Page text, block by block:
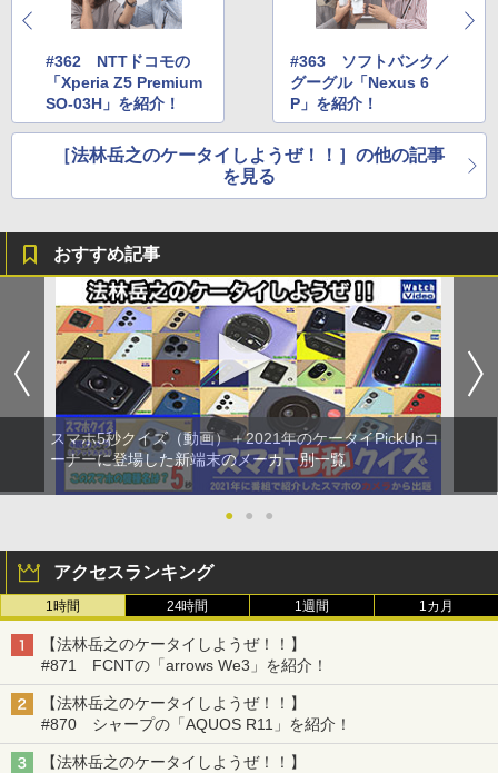
#362 NTTドコモの
「Xperia Z5 Premium
SO-03H」を紹介！
#363 ソフトバンク／
グーグル「Nexus 6
P」を紹介！
［法林岳之のケータイしようぜ！！］の他の記事
を見る
おすすめ記事
スマホ5秒クイズ（動画）＋2021年のケータイPickUpコ
ーナーに登場した新端末のメーカー別一覧
● ● ●
アクセスランキング
1時間 24時間 1週間 1カ月
【法林岳之のケータイしようぜ！！】
#871 FCNTの「arrows We3」を紹介！
【法林岳之のケータイしようぜ！！】
#870 シャープの「AQUOS R11」を紹介！
【法林岳之のケータイしようぜ！！】